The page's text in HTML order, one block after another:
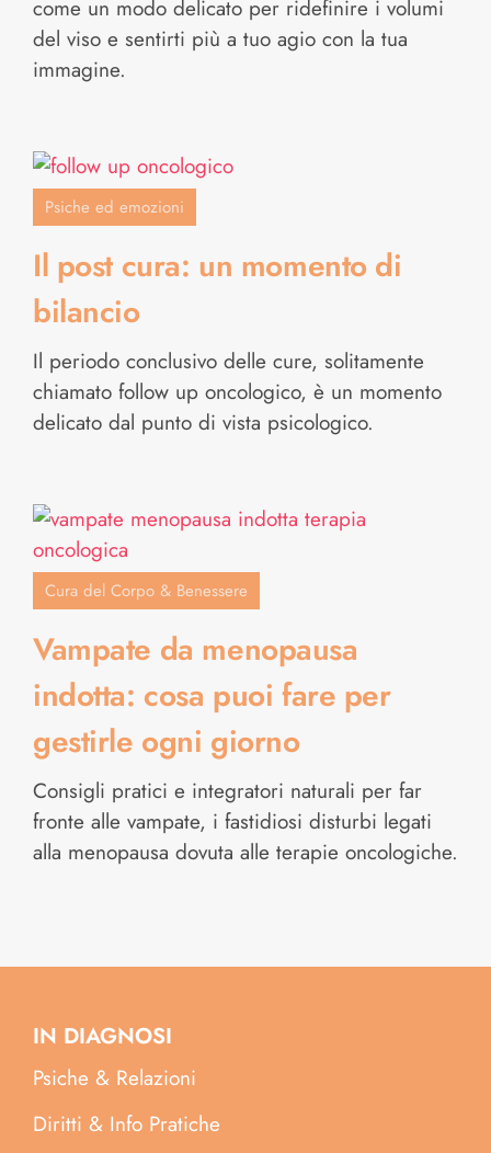
come un modo delicato per ridefinire i volumi
del viso e sentirti più a tuo agio con la tua
immagine.
Psiche ed emozioni
Il post cura: un momento di
bilancio
Il periodo conclusivo delle cure, solitamente
chiamato follow up oncologico, è un momento
delicato dal punto di vista psicologico.
Cura del Corpo & Benessere
Vampate da menopausa
indotta: cosa puoi fare per
gestirle ogni giorno
Consigli pratici e integratori naturali per far
fronte alle vampate, i fastidiosi disturbi legati
alla menopausa dovuta alle terapie oncologiche.
IN DIAGNOSI
Psiche & Relazioni
Diritti & Info Pratiche